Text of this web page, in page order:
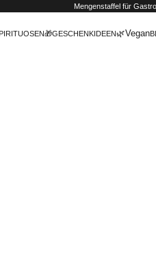
Mengenstaffel für
🎁GESCHENKIDEEN🌿Vegan